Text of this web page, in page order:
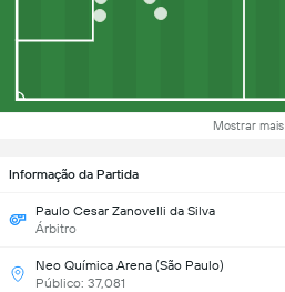
Mostrar mais
Informação da Partida
Paulo Cesar Zanovelli da Silva
Árbitro
Neo Química Arena (São Paulo)
Público: 37,081